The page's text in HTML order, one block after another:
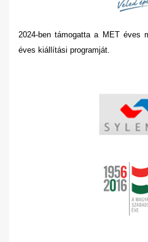
2024-ben támogatta a MET éves
éves kiállítási programját.